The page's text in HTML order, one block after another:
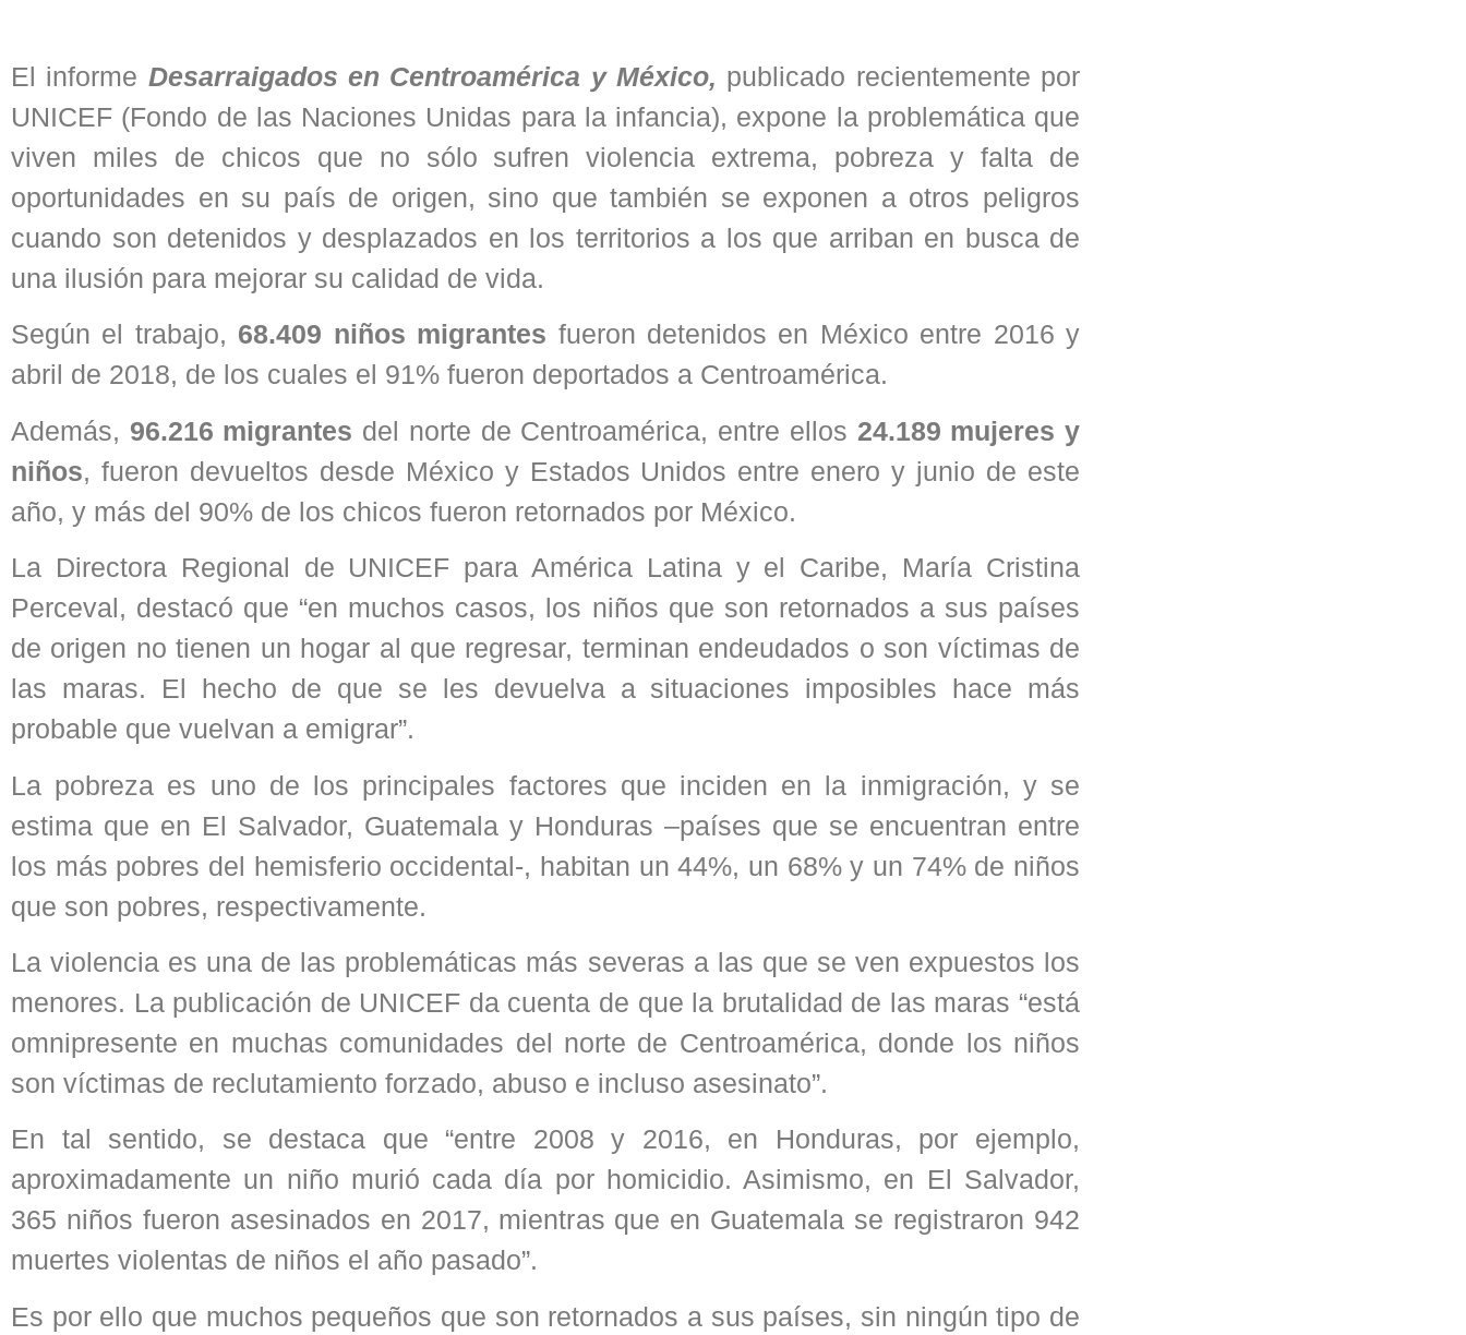
El informe Desarraigados en Centroamérica y México, publicado recientemente por
UNICEF (Fondo de las Naciones Unidas para la infancia), expone la problemática que
viven miles de chicos que no sólo sufren violencia extrema, pobreza y falta de
oportunidades en su país de origen, sino que también se exponen a otros peligros
cuando son detenidos y desplazados en los territorios a los que arriban en busca de
una ilusión para mejorar su calidad de vida.
Según el trabajo, 68.409 niños migrantes fueron detenidos en México entre 2016 y
abril de 2018, de los cuales el 91% fueron deportados a Centroamérica.
Además, 96.216 migrantes del norte de Centroamérica, entre ellos 24.189 mujeres y
niños, fueron devueltos desde México y Estados Unidos entre enero y junio de este
año, y más del 90% de los chicos fueron retornados por México.
La Directora Regional de UNICEF para América Latina y el Caribe, María Cristina
Perceval, destacó que “en muchos casos, los niños que son retornados a sus países
de origen no tienen un hogar al que regresar, terminan endeudados o son víctimas de
las maras. El hecho de que se les devuelva a situaciones imposibles hace más
probable que vuelvan a emigrar”.
La pobreza es uno de los principales factores que inciden en la inmigración, y se
estima que en El Salvador, Guatemala y Honduras –países que se encuentran entre
los más pobres del hemisferio occidental-, habitan un 44%, un 68% y un 74% de niños
que son pobres, respectivamente.
La violencia es una de las problemáticas más severas a las que se ven expuestos los
menores. La publicación de UNICEF da cuenta de que la brutalidad de las maras “está
omnipresente en muchas comunidades del norte de Centroamérica, donde los niños
son víctimas de reclutamiento forzado, abuso e incluso asesinato”.
En tal sentido, se destaca que “entre 2008 y 2016, en Honduras, por ejemplo,
aproximadamente un niño murió cada día por homicidio. Asimismo, en El Salvador,
365 niños fueron asesinados en 2017, mientras que en Guatemala se registraron 942
muertes violentas de niños el año pasado”.
Es por ello que muchos pequeños que son retornados a sus países, sin ningún tipo de